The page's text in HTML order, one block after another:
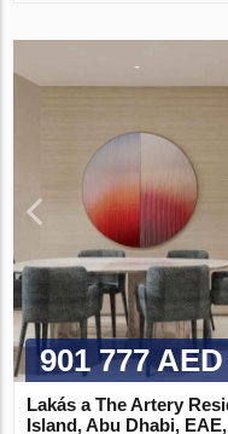
901 777 AED
Lakás a The Artery
Island, Abu Dhabi,